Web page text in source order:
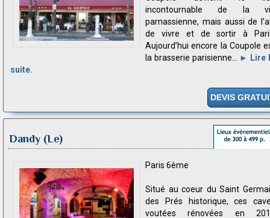
incontournable de la
parnassienne, mais aussi de
de vivre et de sortir à
Aujourd’hui encore la Coupole
la brasserie parisienne...
► Lire
suite.
DEVIS
Dandy (Le)
Paris 6ème
Situé au coeur du Saint
des Prés historique, ces
voutées rénovées en